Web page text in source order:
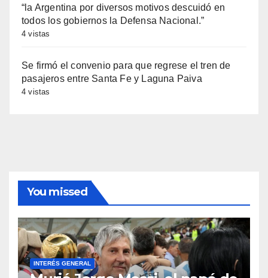
“la Argentina por diversos motivos descuidó en
todos los gobiernos la Defensa Nacional.”
4 vistas
Se firmó el convenio para que regrese el tren de
pasajeros entre Santa Fe y Laguna Paiva
4 vistas
You missed
INTERÉS GENERAL